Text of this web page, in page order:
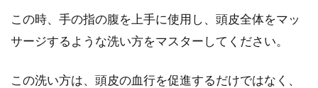
側頭部の痛みは押すことでは改善さ
この時、手の指の腹を上手に使用し、頭皮全体をマッ
サージするような洗い方をマスターしてください。
この洗い方は、頭皮の血行を促進するだけではなく、